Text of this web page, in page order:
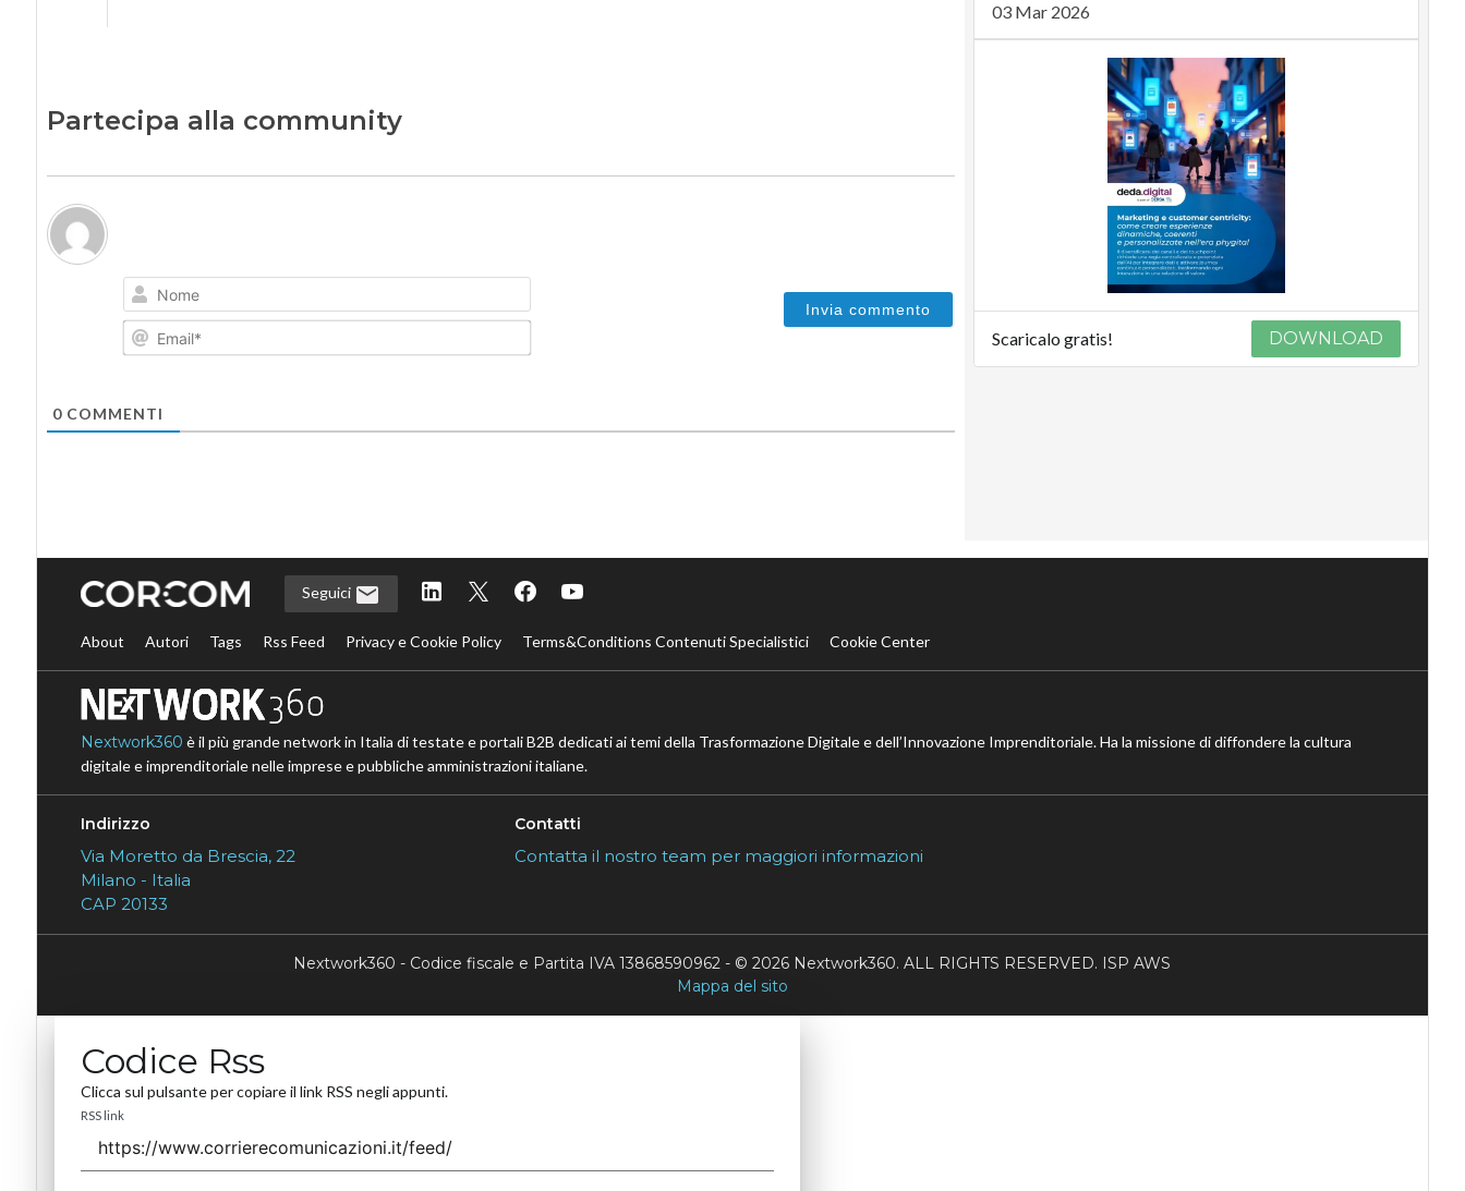
Partecipa alla community
Nome
Email*
0COMMENTI
03 Mar 2026
Scaricalo gratis! DOWNLOAD
Seguici
About Autori Tags Rss Feed Privacy e Cookie Policy Terms&Conditions Contenuti Specialistici Cookie Center
Nextwork360 è il più grande network in Italia di testate e portali B2B dedicati ai temi della Trasformazione Digitale e dell’Innovazione Imprenditoriale. Ha la missione di diffondere la cultura
digitale e imprenditoriale nelle imprese e pubbliche amministrazioni italiane.
Indirizzo
Via Moretto da Brescia, 22
Milano - Italia
CAP 20133
Contatti
Contatta il nostro team per maggiori informazioni
Nextwork360 - Codice fiscale e Partita IVA 13868590962 - © 2026 Nextwork360. ALL RIGHTS RESERVED. ISP AWS
Mappa del sito
Codice Rss
Clicca sul pulsante per copiare il link RSS negli appunti.
RSS link